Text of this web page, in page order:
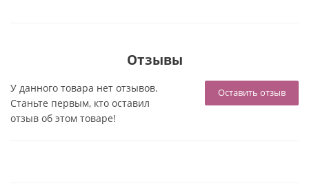
Отзывы
Оставить отзыв
У данного товара нет отзывов.
Станьте первым, кто оставил
отзыв об этом товаре!